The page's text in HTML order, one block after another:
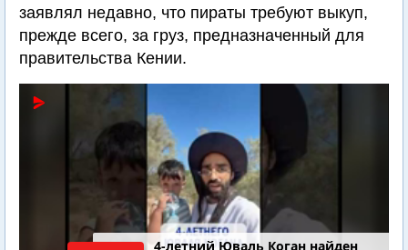
заявлял недавно, что пираты требуют выкуп,
прежде всего, за груз, предназначенный для
правительства Кении.
4-летний Юваль Коган найден